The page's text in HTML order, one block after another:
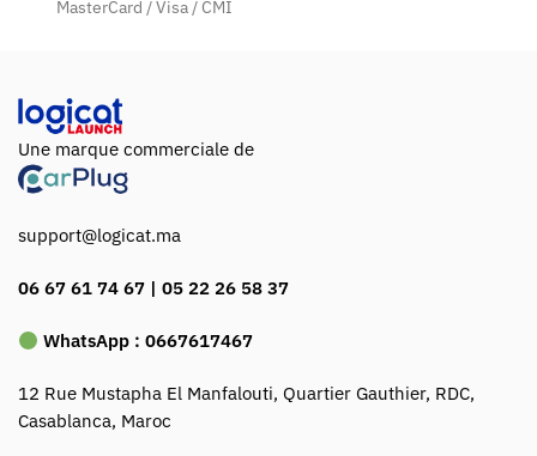
MasterCard / Visa / CMI
Une marque commerciale de
support@logicat.ma
06 67 61 74 67 | 05 22 26 58 37
WhatsApp : 0667617467
12 Rue Mustapha El Manfalouti, Quartier Gauthier, RDC,
Casablanca, Maroc